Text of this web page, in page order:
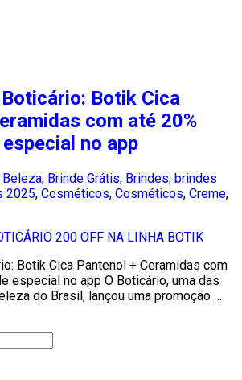
Botik Cica
com até 20%
no app
Beleza, Brinde Grátis, Brindes, brindes
2025, Cosméticos, Cosméticos, Creme,
Botik Cica Pantenol + Ceramidas com
especial no app O Boticário, uma das
do Brasil, lançou uma promoção …